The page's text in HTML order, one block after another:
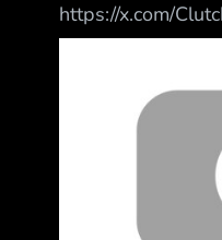
https://x.com/
65776335299 1.
Williamson —
0.427 4. Victor
Jaylen Brown —